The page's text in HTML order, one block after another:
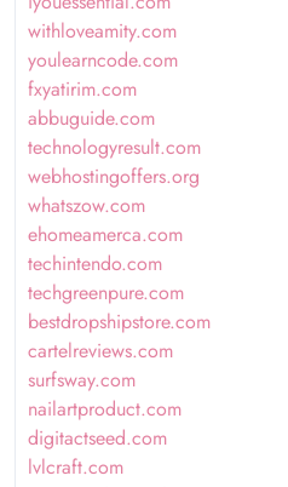
withloveamity.com
youlearncode.com
fxyatirim.com
abbuguide.com
technologyresult.com
webhostingoffers.org
whatszow.com
ehomeamerca.com
techintendo.com
techgreenpure.com
bestdropshipstore.com
cartelreviews.com
surfsway.com
nailartproduct.com
digitactseed.com
lvlcraft.com